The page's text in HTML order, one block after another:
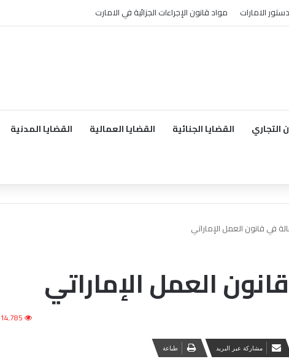
دستور الامارات مواد قانون الإجراءات الجزائية في الامارت
التجاري القضايا الجنائية القضايا العمالية القضايا المدنية
في قانون العمل الإماراتي
العمل الإماراتي
14٬785
مشاركة عبر البريد طباعة